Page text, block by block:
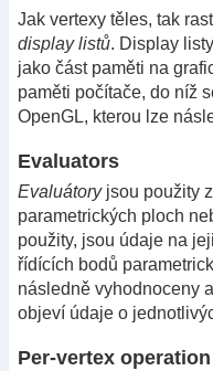
Jak vertexy těles, tak
display listů. Display
jako část paměti na
paměti počítače, do níž
OpenGL, kterou lze
Evaluators
Evaluátoryjsou použity
parametrických ploch
použity, jsou údaje na
řídících bodů
následně vyhodnoceny
objeví údaje o
Per-vertex